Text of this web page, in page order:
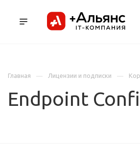
Главная
Лицензии и подписки
Endpoint